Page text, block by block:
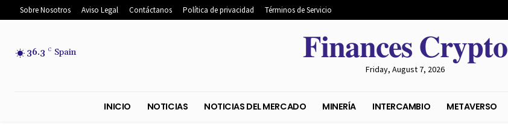
Sobre Nosotros Aviso Legal Contáctanos Política de privacidad Términos de Servicio
36.3 C Spain 𝐅𝐢𝐧𝐚𝐧𝐜𝐞𝐬 𝐂𝐫𝐲𝐩𝐭𝐨
Friday, August 7, 2026